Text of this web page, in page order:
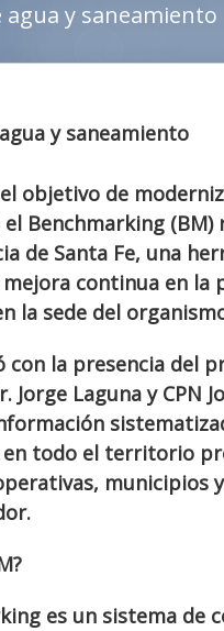
agua y saneamiento
y saneamiento
objetivo de
Benchmarking
de Santa Fe, una
continua en la
la sede del
con la presencia del
Jorge Laguna y CPN
todo el territorio
municipios
es un sistema de